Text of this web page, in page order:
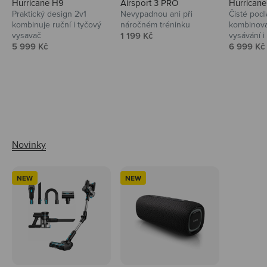
Hurricane H9
Praktický design 2v1
kombinuje ruční i tyčový
vysavač
Prodejní cena
5 999 Kč
Airsport 3 PRO
Nevypadnou ani při
náročném tréninku
Prodejní cena
1 199 Kč
Čisté
vysávání
Prodejní
6 999 Kč
NEW NEW